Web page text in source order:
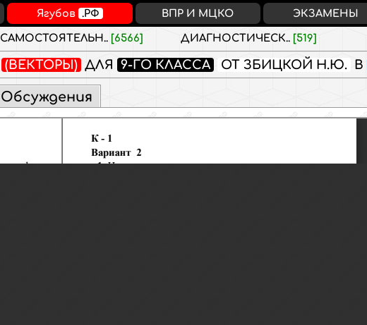
САМОСТОЯТЕЛЬН.. [6566] ДИАГНОСТИЧЕСК.. [519]
(ВЕКТОРЫ) ДЛЯ 9-ГО КЛАССА ОТ ЗБИЦКОЙ Н.Ю. В
Обсуждения
Ягубов .РФ ВПР И МЦКО ЭКЗАМЕНЫ